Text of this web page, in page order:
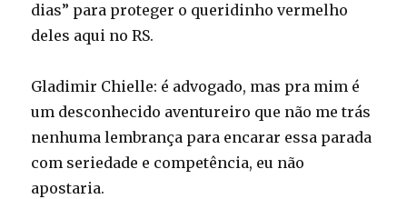
dias” para proteger o queridinho vermelho
deles aqui no RS.
Gladimir Chielle: é advogado, mas pra mim é
um desconhecido aventureiro que não me trás
nenhuma lembrança para encarar essa parada
com seriedade e competência, eu não
apostaria.